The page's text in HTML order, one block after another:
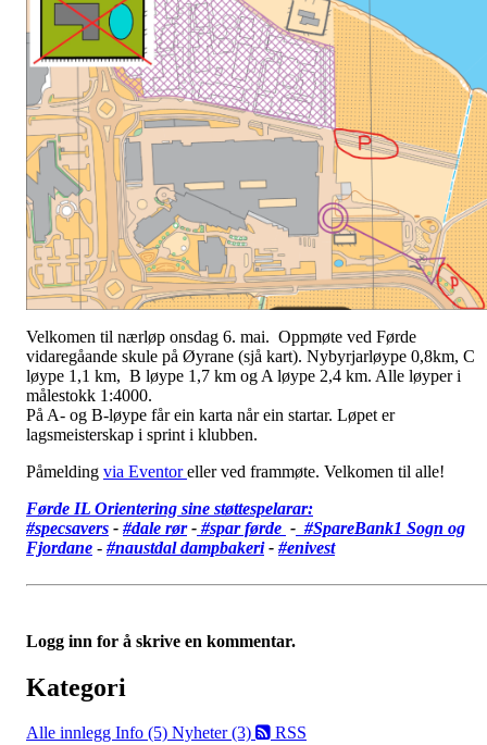
Velkomen til nærløp onsdag 6. mai. Oppmøte ved Førde
vidaregåande skule på Øyrane (sjå kart). Nybyrjarløype 0,8km, C
løype 1,1 km, B løype 1,7 km og A løype 2,4 km. Alle løyper i
målestokk 1:4000.
På A- og B-løype får ein karta når ein startar. Løpet er
lagsmeisterskap i sprint i klubben.
Påmelding via Eventoreller ved frammøte. Velkomen til alle!
Førde IL Orientering sine støttespelarar:
#specsavers - #dale rør- #spar førde - #SpareBank1 Sogn og
Fjordane - #naustdal dampbakeri - #enivest
Logg inn for å skrive en kommentar.
Kategori
Alle innlegg Info (5) Nyheter (3) RSS